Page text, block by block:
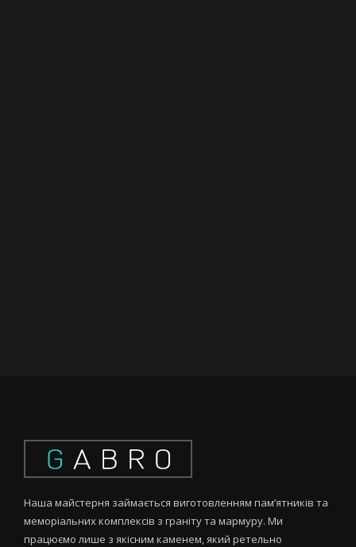
Наша майстерня займається виготовленням пам’ятників та
меморіальних комплексів з граніту та мармуру. Ми
працюємо лише з якісним каменем, який ретельно